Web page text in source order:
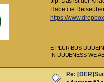
Habe die
https://
E PLURIBUS
IN DUDENESS WE
Re: